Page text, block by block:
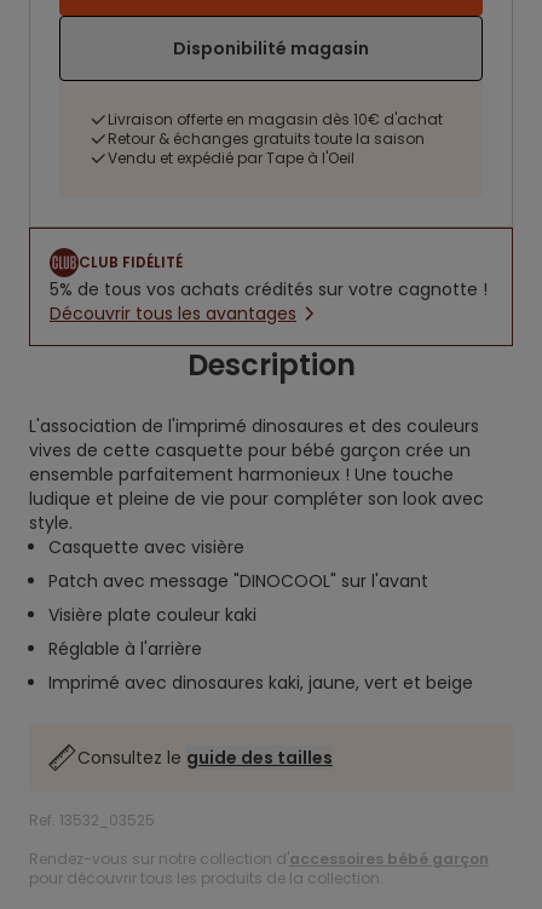
Disponibilité magasin
Livraison offerte en magasin dès 10€ d'achat
Retour & échanges gratuits toute la saison
Vendu et expédié par Tape à l'Oeil
CLUB FIDÉLITÉ
5% de tous vos achats crédités sur votre cagnotte !
Découvrir tous les avantages
Description
L'association de l'imprimé dinosaures et des couleurs
vives de cette casquette pour bébé garçon crée un
ensemble parfaitement harmonieux ! Une touche
ludique et pleine de vie pour compléter son look avec
style.
Casquette avec visière
Patch avec message "DINOCOOL" sur l'avant
Visière plate couleur kaki
Réglable à l'arrière
Imprimé avec dinosaures kaki, jaune, vert et beige
Consultez le guide des tailles
Ref. 13532_03525
Rendez-vous sur notre collection d'accessoires bébé garçon
pour découvrir tous les produits de la collection.